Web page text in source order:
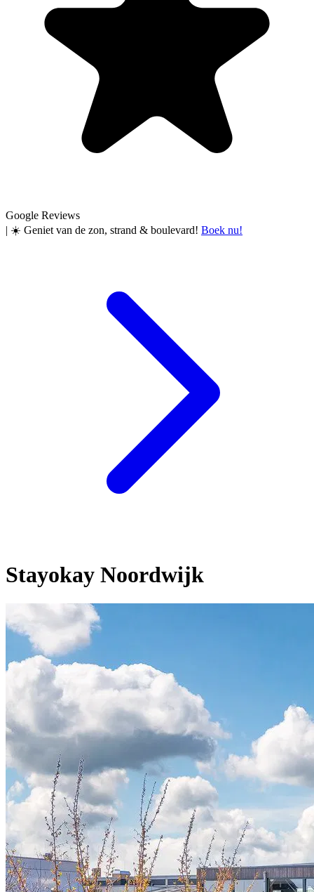
Google Reviews
| ☀️ Geniet van de zon, strand & boulevard! Boek nu!
Stayokay Noordwijk